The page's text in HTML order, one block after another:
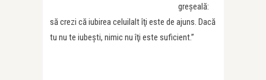
greşeală:
să crezi că iubirea celuilalt îţi este de ajuns. Dacă
tu nu te iubeşti, nimic nu îţi este suficient.”